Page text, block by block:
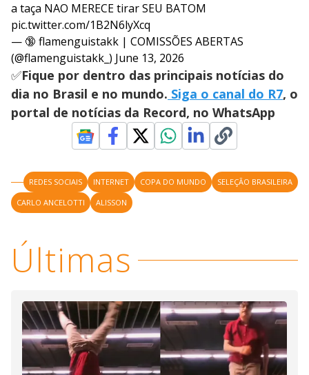
a taça NAO MERECE tirar SEU BATOM
pic.twitter.com/1B2N6lyXcq
— 🔞 flamenguistakk | COMISSÕES ABERTAS
(@flamenguistakk_) June 13, 2026
✅Fique por dentro das principais notícias do
dia no Brasil e no mundo. Siga o canal do R7, o
portal de notícias da Record, no WhatsApp
REDES SOCIAIS INTERNET COPA DO MUNDO
SELEÇÃO BRASILEIRA
CARLO ANCELOTTI
ALISSON
Últimas